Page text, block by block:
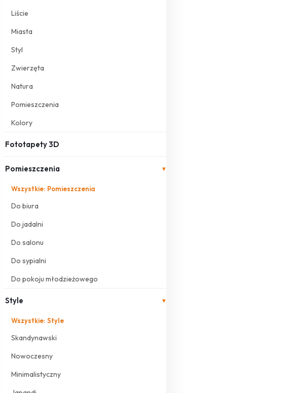
Liście
Miasta
Styl
Zwierzęta
Natura
Pomieszczenia
Kolory
Fototapety 3D
Pomieszczenia ▾
Wszystkie: Pomieszczenia
Do biura
Do jadalni
Do salonu
Do sypialni
Do pokoju młodzieżowego
Style ▾
Wszystkie: Style
Skandynawski
Nowoczesny
Minimalistyczny